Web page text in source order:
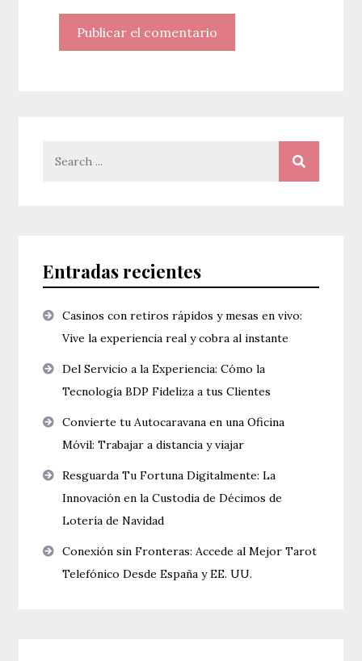
Entradas recientes
Casinos con retiros rápidos y mesas en vivo:
Vive la experiencia real y cobra al instante
Del Servicio a la Experiencia: Cómo la
Tecnología BDP Fideliza a tus Clientes
Convierte tu Autocaravana en una Oficina
Móvil: Trabajar a distancia y viajar
Resguarda Tu Fortuna Digitalmente: La
Innovación en la Custodia de Décimos de
Lotería de Navidad
Conexión sin Fronteras: Accede al Mejor Tarot
Telefónico Desde España y EE. UU.